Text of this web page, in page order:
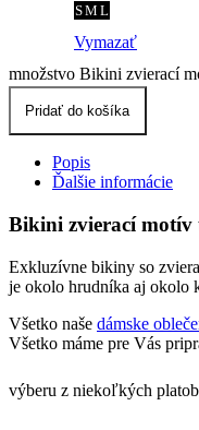
SM L
Vymazať
množstvo Bikini zvierací
Pridať do košíka
Popis
Ďalšie informácie
Bikini zvierací motív
Exkluzívne bikiny so
je okolo hrudníka aj okolo
Všetko naše dámske
Všetko máme pre Vás
výberu z niekoľkých